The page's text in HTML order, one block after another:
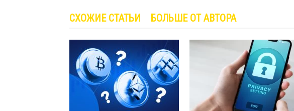
СХОЖИЕ СТАТЬИ БОЛЬШЕ ОТ АВТОРА